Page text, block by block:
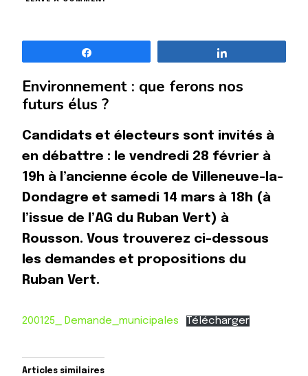
Environnement : que ferons nos
futurs élus ?
Candidats et électeurs sont invités à
en débattre : le vendredi 28 février à
19h à l’ancienne école de Villeneuve-la-
Dondagre et samedi 14 mars à 18h (à
l’issue de l’AG du Ruban Vert) à
Rousson. Vous trouverez ci-dessous
les demandes et propositions du
Ruban Vert.
200125_ Demande_municipales Télécharger
Articles similaires